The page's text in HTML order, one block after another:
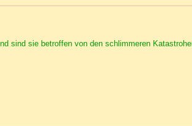
sind sie betroffen von den schlimmeren